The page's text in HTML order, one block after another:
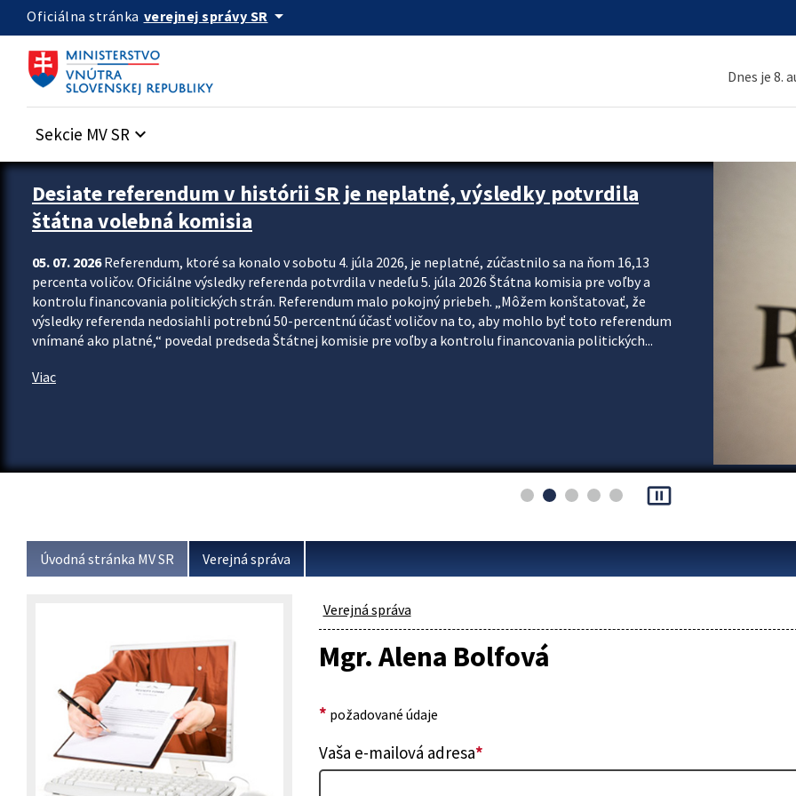
Preskocit na hlavný obsah
Oficiálna stránka verejnej správy SR arrow_drop_down
Dnes je 8.
Sekcie MV SR keyboard_arrow_down
Zastavit automatický posun upútavok
Desiate referendum v histórii SR je neplatné, výsledky potvrdila
štátna volebná komisia
05. 07. 2026Referendum, ktoré sa konalo v sobotu 4. júla 2026, je neplatné, zúčastnilo sa na ňom 16,13
percenta voličov. Oficiálne výsledky referenda potvrdila v nedeľu 5. júla 2026 Štátna komisia pre voľby a
kontrolu financovania politických strán. Referendum malo pokojný priebeh. „Môžem konštatovať, že
výsledky referenda nedosiahli potrebnú 50-percentnú účasť voličov na to, aby mohlo byť toto referendum
vnímané ako platné,“ povedal predseda Štátnej komisie pre voľby a kontrolu financovania politických...
Viac
pause_presentation
Úvodná stránka MV SR Verejná správa
Verejná správa
Mgr. Alena Bolfová
* požadované údaje
Vaša e-mailová adresa*